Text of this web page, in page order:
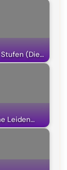
t
e
(Die…
Leiden…